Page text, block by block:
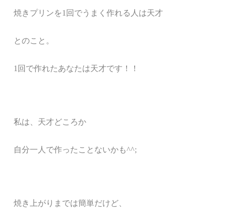
焼きプリンを1回でうまく作れる人は天才
とのこと。
1回で作れたあなたは天才です！！
私は、天才どころか
自分一人で作ったことないかも^^;
焼き上がりまでは簡単だけど、